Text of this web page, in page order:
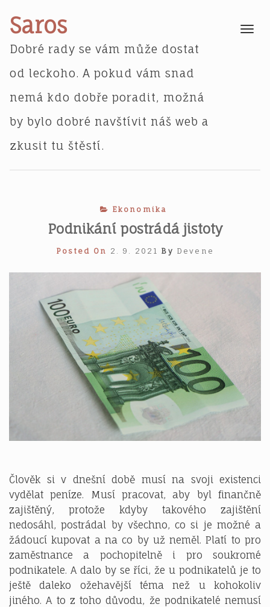
content
Saros
Dobré rady se vám může dostat
od leckoho. A pokud vám snad
nemá kdo dobře poradit, možná
by bylo dobré navštívit náš web a
zkusit tu štěstí.
Toggle
Ekonomika
Podnikání postrádá jistoty
Posted On 2. 9. 2021 By Devene
Člověk si v dnešní době musí na svoji existenci
vydělat peníze. Musí pracovat, aby byl finančně
zajištěný, protože kdyby takového zajištění
nedosáhl, postrádal by všechno, co si je možné a
žádoucí kupovat a na co by už neměl. Platí to pro
zaměstnance a pochopitelně i pro soukromé
podnikatele. A dalo by se říci, že u podnikatelů je to
ještě daleko ožehavější téma než u kohokoliv
jiného. A to z toho důvodu, že podnikatelé nemusí